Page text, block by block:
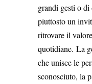
grandi gesti o
piuttosto un
ritrovare il
quotidiane. La
che unisce le
sconosciuto, la